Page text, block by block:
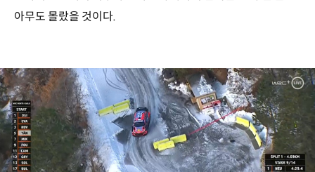
아무도 몰랐을 것이다.